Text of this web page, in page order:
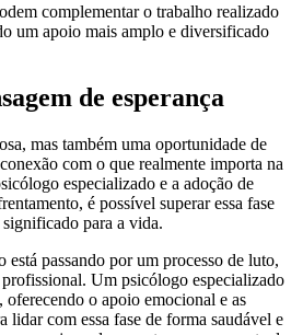
complementar o trabalho realizado
um apoio mais amplo e diversificado
de esperança
mas também uma oportunidade de
com o que realmente importa na
especializado e a adoção de
é possível superar essa fase
para a vida.
passando por um processo de luto,
Um psicólogo especializado
oferecendo o apoio emocional e as
lidar com essa fase de forma saudável e